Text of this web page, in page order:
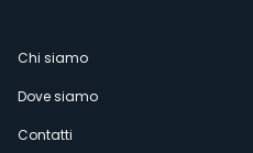
Menù
secondario
Chi siamo
Dove siamo
Contatti